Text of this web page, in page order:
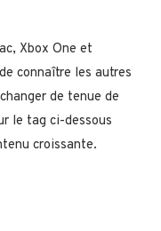
Xbox One et
connaître les autres
de tenue de
le tag ci-dessous
croissante.